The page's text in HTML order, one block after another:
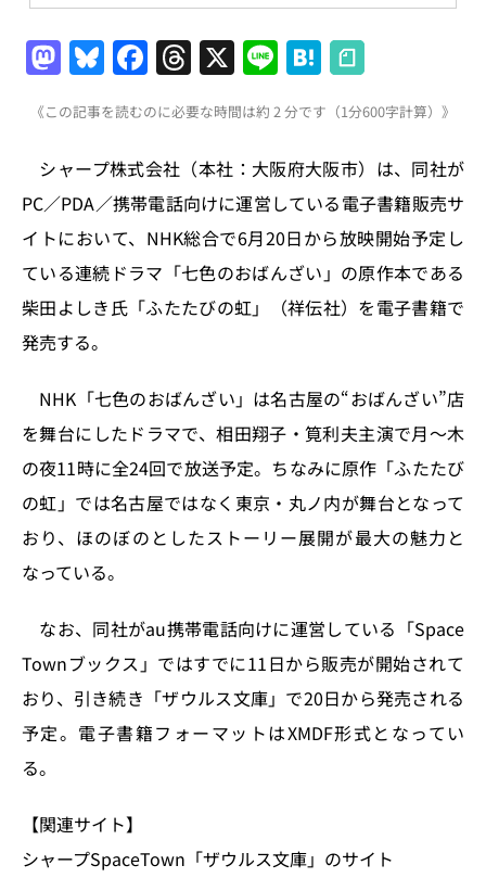
M
a
st
o
d
o
n
Bl
u
e
s
k
y
F
a
c
e
b
o
o
k
T
h
re
a
d
s
X Li
n
e
H
at
e
n
a
《この記事を読むのに必要な時間は約 2 分です（1分600字計算）》
シャープ株式会社（本社：大阪府大阪市）は、同社が
PC／PDA／携帯電話向けに運営している電子書籍販売サ
イトにおいて、NHK総合で6月20日から放映開始予定し
ている連続ドラマ「七色のおばんざい」の原作本である
柴田よしき氏「ふたたびの虹」（祥伝社）を電子書籍で
発売する。
NHK「七色のおばんざい」は名古屋の“おばんざい”店
を舞台にしたドラマで、相田翔子・筧利夫主演で月〜木
の夜11時に全24回で放送予定。ちなみに原作「ふたたび
の虹」では名古屋ではなく東京・丸ノ内が舞台となって
おり、ほのぼのとしたストーリー展開が最大の魅力と
なっている。
なお、同社がau携帯電話向けに運営している「Space
Townブックス」ではすでに11日から販売が開始されて
おり、引き続き「ザウルス文庫」で20日から発売される
予定。電子書籍フォーマットはXMDF形式となってい
る。
【関連サイト】
シャープSpaceTown「ザウルス文庫」のサイト